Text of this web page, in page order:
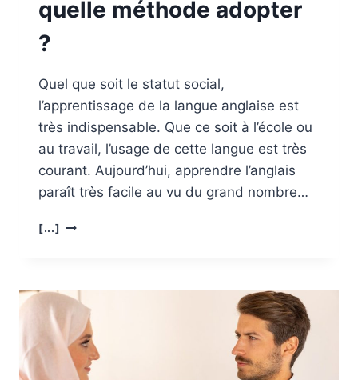
quelle méthode adopter
?
Quel que soit le statut social,
l’apprentissage de la langue anglaise est
très indispensable. Que ce soit à l’école ou
au travail, l’usage de cette langue est très
courant. Aujourd’hui, apprendre l’anglais
paraît très facile au vu du grand nombre…
[...] APPRENDRE
MÉTHODE
ADOPTER
?